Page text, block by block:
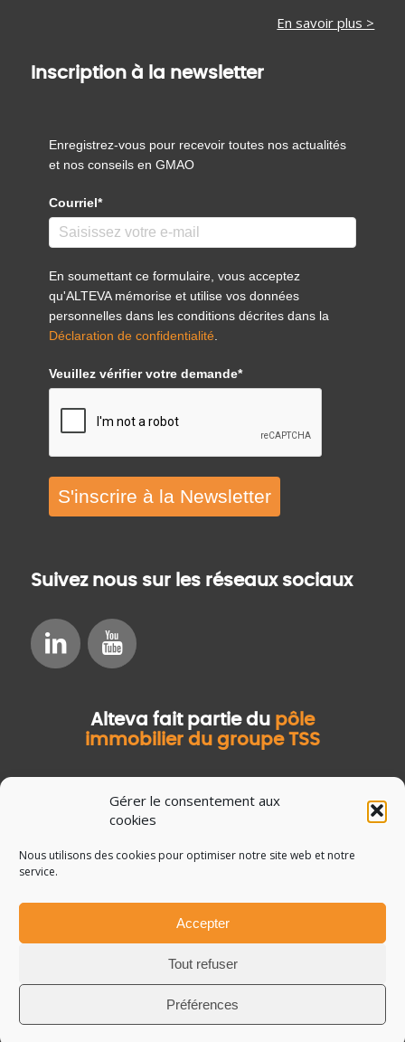
Gérer le consentement aux
cookies
Nous utilisons des cookies pour optimiser notre site web et notre
service.
Accepter
Tout refuser
Préférences
En savoir plus >
Inscription à la newsletter
Enregistrez-vous pour recevoir toutes nos actualités
et nos conseils en GMAO
Courriel*
En soumettant ce formulaire, vous acceptez
qu'ALTEVA mémorise et utilise vos données
personnelles dans les conditions décrites dans la
Déclaration de confidentialité
Veuillez vérifier votre demande*
S'inscrire à la Newsletter
Suivez nous sur les réseaux sociaux
Alteva fait partie du pôle
immobilier du groupe TSS
© Copyright Salvia Développement
Données personnelles Guide de la GMAO